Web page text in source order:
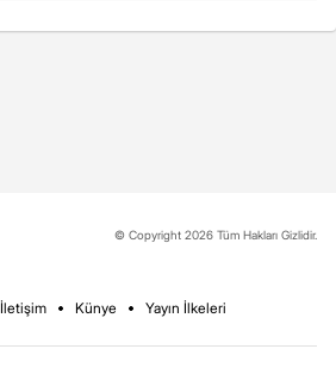
© Copyright 2026 Tüm Hakları Gizlidir.
İletişim Künye Yayın İlkeleri